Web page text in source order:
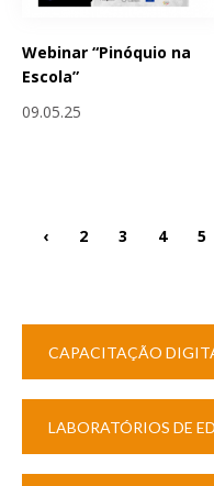
Webinar “Pinóquio na
Escola”
09.05.25
‹ 2 3 4 5
CAPACITAÇÃO
LABORATÓRIOS DE